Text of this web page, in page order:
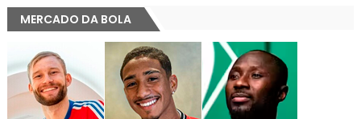
MERCADO DA BOLA